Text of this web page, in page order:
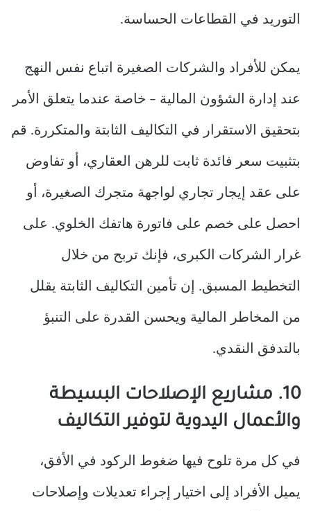
التوريد في القطاعات الحساسة.
يمكن للأفراد والشركات الصغيرة اتباع نفس النهج
عند إدارة الشؤون المالية – خاصة عندما يتعلق الأمر
بتحقيق الاستقرار في التكاليف الثابتة والمتكررة. قم
بتثبيت سعر فائدة ثابت للرهن العقاري، أو تفاوض
على عقد إيجار تجاري لواجهة متجرك الصغيرة، أو
احصل على خصم على فاتورة هاتفك الخلوي. على
غرار الشركات الكبرى، فإنك تربح من خلال
التخطيط المسبق. إن تأمين التكاليف الثابتة يقلل
من المخاطر المالية ويحسن القدرة على التنبؤ
بالتدفق النقدي.
10. مشاريع الإصلاحات البسيطة
والأعمال اليدوية لتوفير التكاليف
في كل مرة تلوح فيها ضغوط الركود في الأفق،
يميل الأفراد إلى اختيار إجراء تعديلات وإصلاحات